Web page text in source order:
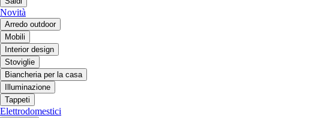
Novità
Arredo outdoor
Mobili
Interior design
Stoviglie
Biancheria per la casa
Illuminazione
Tappeti
Elettrodomestici